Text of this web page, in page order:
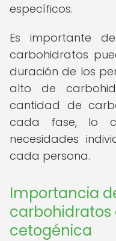
específicos.
Es importante
carbohidratos
duración de los
alto de
cantidad de
cada fase, lo
necesidades
cada persona.
Importancia
carbohidratos
cetogénica